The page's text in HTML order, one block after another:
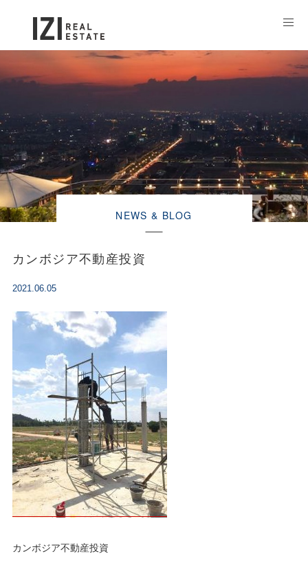
NEWS & BLOG
カンボジア不動産投資
2021.06.05
カンボジア不動産投資